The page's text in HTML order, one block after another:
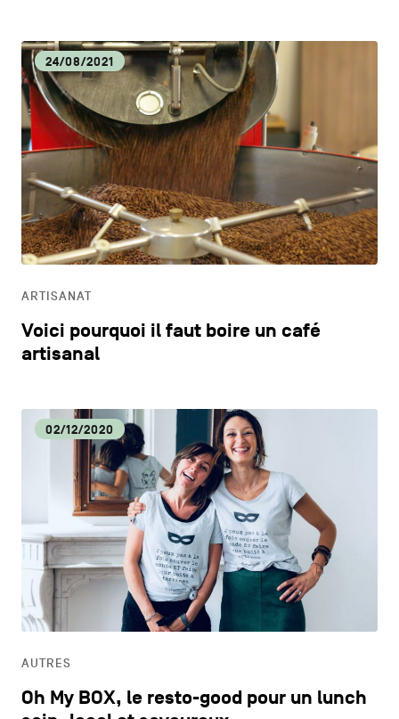
24/08/2021
ARTISANAT
Voici pourquoi il faut boire un café
artisanal
02/12/2020
AUTRES
Oh My BOX, le resto-good pour un lunch